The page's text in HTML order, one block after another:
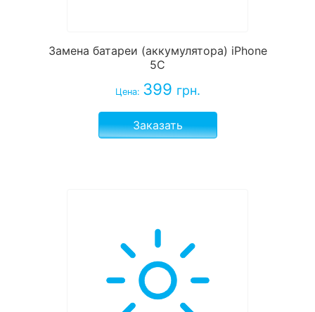
Замена батареи (аккумулятора) iPhone
5C
Цена: 399 грн.
Заказать